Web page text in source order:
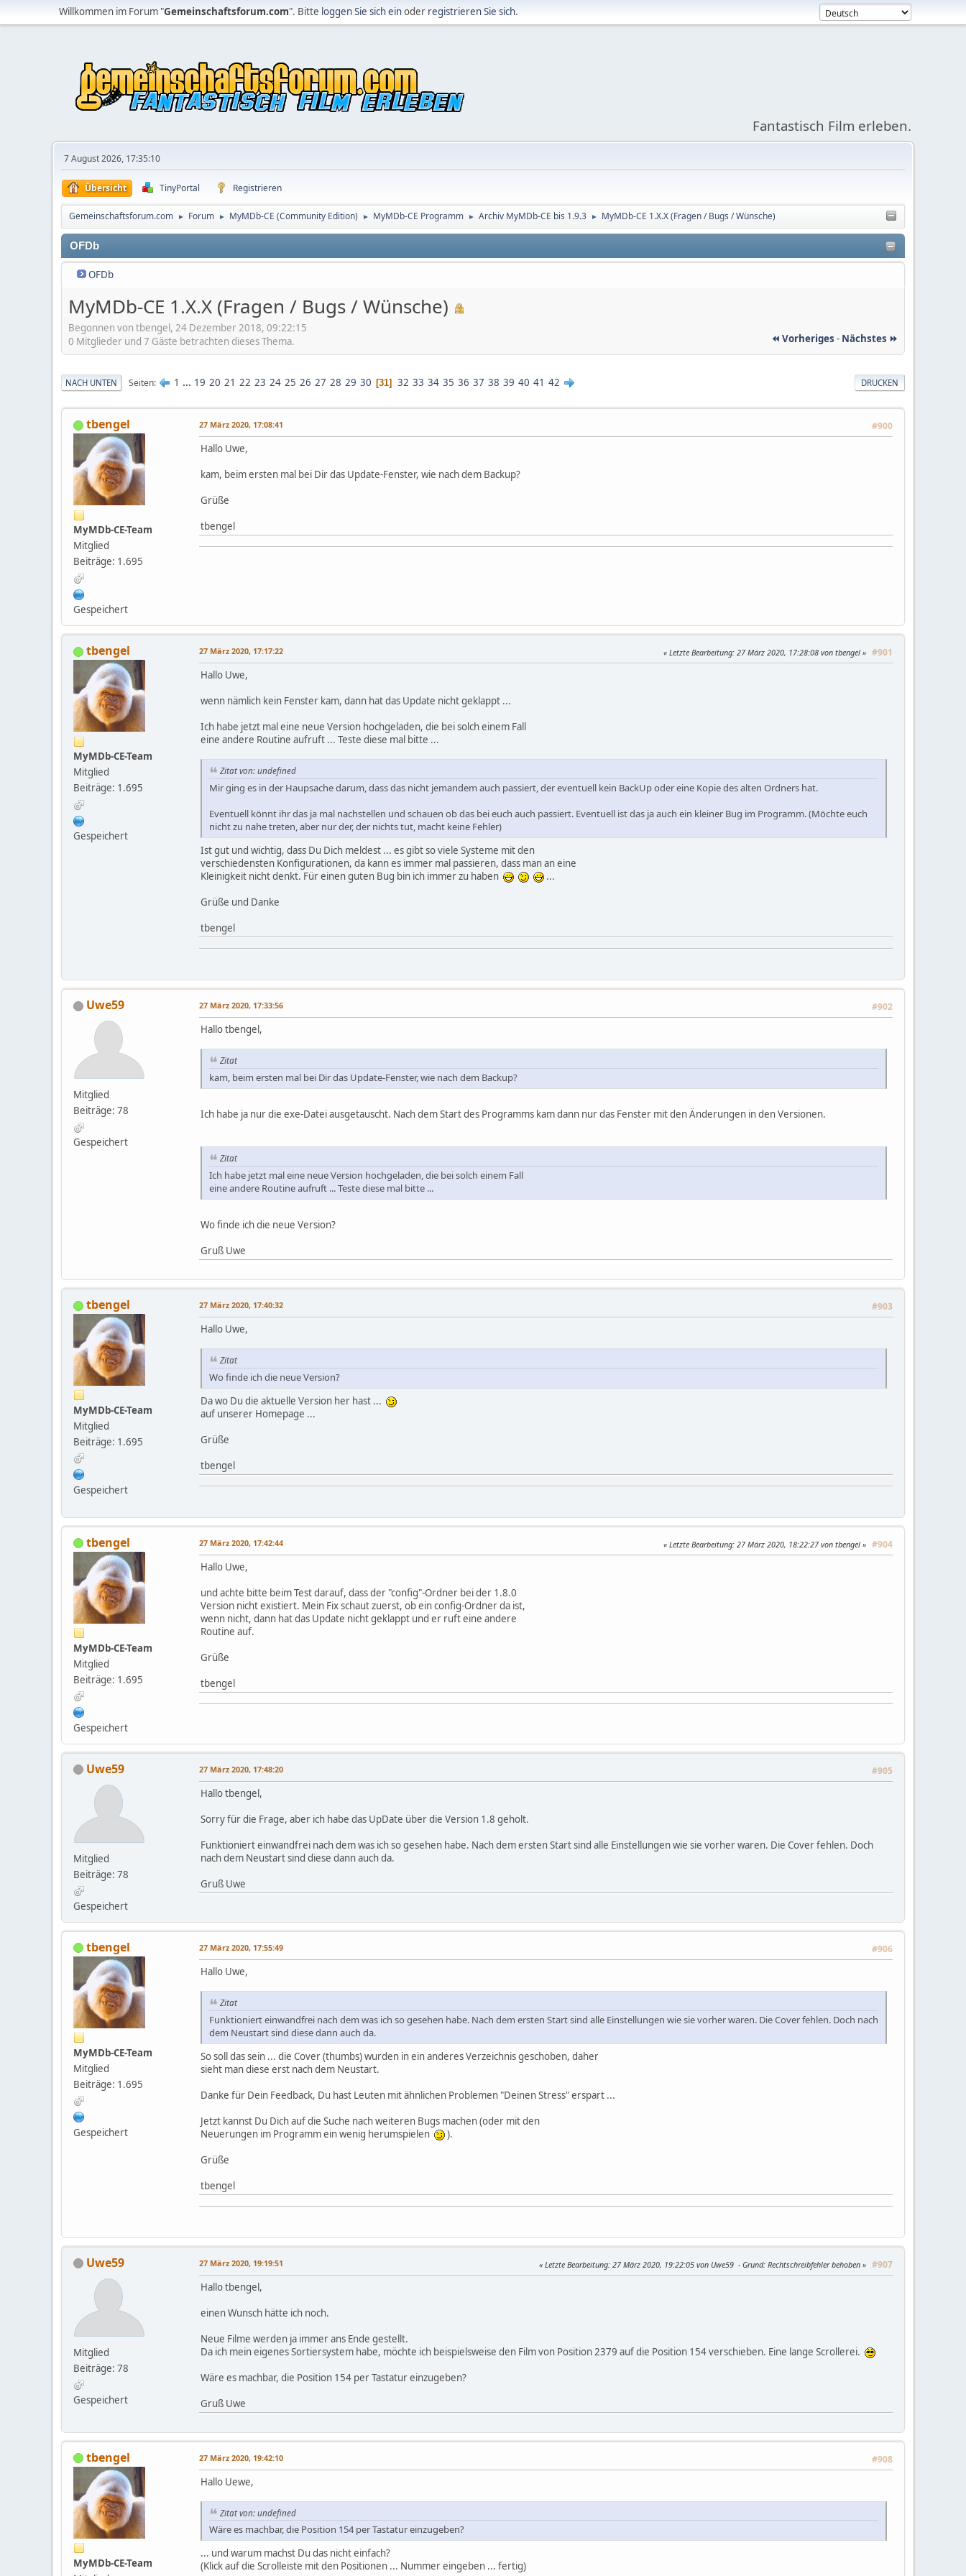
Willkommen im Forum "Gemeinschaftsforum.com". Bitte loggen Sie sich einoder registrieren Sie sich.
Fantastisch Film erleben.
7 August 2026, 17:35:10
Übersicht TinyPortal Registrieren
Gemeinschaftsforum.com ► Forum ► MyMDb-CE (Community Edition) ► MyMDb-CE Programm ► Archiv MyMDb-CE bis 1.9.3 ► MyMDb-CE 1.X.X (Fragen / Bugs / Wünsche)
OFDb
OFDb
MyMDb-CE 1.X.X (Fragen / Bugs / Wünsche)
Begonnen von tbengel, 24 Dezember 2018, 09:22:15
⏪ Vorheriges - Nächstes ⏩
0 Mitglieder und 7 Gäste betrachten dieses Thema.
DRUCKEN
NACH UNTEN Seiten 1 ... 19 20 21 22 23 24 25 26 27 28 29 30 31 32 33 34 35 36 37 38 39 40 41 42
tbengel
MyMDb-CE-Team
Mitglied
Beiträge: 1.695
Gespeichert
27 März 2020, 17:08:41 #900
Hallo Uwe,
kam, beim ersten mal bei Dir das Update-Fenster, wie nach dem Backup?
Grüße
tbengel
tbengel
MyMDb-CE-Team
Mitglied
Beiträge: 1.695
Gespeichert
27 März 2020, 17:17:22 #901
Letzte Bearbeitung: 27 März 2020, 17:28:08 von tbengel
Hallo Uwe,
wenn nämlich kein Fenster kam, dann hat das Update nicht geklappt ...
Ich habe jetzt mal eine neue Version hochgeladen, die bei solch einem Fall
eine andere Routine aufruft ... Teste diese mal bitte ...
Zitat von: undefined
Mir ging es in der Haupsache darum, dass das nicht jemandem auch passiert, der eventuell kein BackUp oder eine Kopie des alten Ordners hat.
Eventuell könnt ihr das ja mal nachstellen und schauen ob das bei euch auch passiert. Eventuell ist das ja auch ein kleiner Bug im Programm. (Möchte euch
nicht zu nahe treten, aber nur der, der nichts tut, macht keine Fehler)
Ist gut und wichtig, dass Du Dich meldest ... es gibt so viele Systeme mit den
verschiedensten Konfigurationen, da kann es immer mal passieren, dass man an eine
Kleinigkeit nicht denkt. Für einen guten Bug bin ich immer zu haben
...
Grüße und Danke
tbengel
Uwe59
Mitglied
Beiträge: 78
Gespeichert
27 März 2020, 17:33:56 #902
Hallo tbengel,
Zitat
kam, beim ersten mal bei Dir das Update-Fenster, wie nach dem Backup?
Ich habe ja nur die exe-Datei ausgetauscht. Nach dem Start des Programms kam dann nur das Fenster mit den Änderungen in den Versionen.
Zitat
Ich habe jetzt mal eine neue Version hochgeladen, die bei solch einem Fall
eine andere Routine aufruft ... Teste diese mal bitte ...
Wo finde ich die neue Version?
Gruß Uwe
tbengel
MyMDb-CE-Team
Mitglied
Beiträge: 1.695
Gespeichert
27 März 2020, 17:40:32 #903
Hallo Uwe,
Zitat
Wo finde ich die neue Version?
Da wo Du die aktuelle Version her hast ...
auf unserer Homepage ...
Grüße
tbengel
tbengel
MyMDb-CE-Team
Mitglied
Beiträge: 1.695
Gespeichert
27 März 2020, 17:42:44 #904
Letzte Bearbeitung: 27 März 2020, 18:22:27 von tbengel
Hallo Uwe,
und achte bitte beim Test darauf, dass der "config"-Ordner bei der 1.8.0
Version nicht existiert. Mein Fix schaut zuerst, ob ein config-Ordner da ist,
wenn nicht, dann hat das Update nicht geklappt und er ruft eine andere
Routine auf.
Grüße
tbengel
Uwe59
Mitglied
Beiträge: 78
Gespeichert
27 März 2020, 17:48:20 #905
Hallo tbengel,
Sorry für die Frage, aber ich habe das UpDate über die Version 1.8 geholt.
Funktioniert einwandfrei nach dem was ich so gesehen habe. Nach dem ersten Start sind alle Einstellungen wie sie vorher waren. Die Cover fehlen. Doch
nach dem Neustart sind diese dann auch da.
Gruß Uwe
tbengel
MyMDb-CE-Team
Mitglied
Beiträge: 1.695
Gespeichert
27 März 2020, 17:55:49 #906
Hallo Uwe,
Zitat
Funktioniert einwandfrei nach dem was ich so gesehen habe. Nach dem ersten Start sind alle Einstellungen wie sie vorher waren. Die Cover fehlen. Doch nach
dem Neustart sind diese dann auch da.
So soll das sein ... die Cover (thumbs) wurden in ein anderes Verzeichnis geschoben, daher
sieht man diese erst nach dem Neustart.
Danke für Dein Feedback, Du hast Leuten mit ähnlichen Problemen "Deinen Stress" erspart ...
Jetzt kannst Du Dich auf die Suche nach weiteren Bugs machen (oder mit den
Neuerungen im Programm ein wenig herumspielen
).
Grüße
tbengel
Uwe59
Mitglied
Beiträge: 78
Gespeichert
27 März 2020, 19:19:51 #907
Letzte Bearbeitung: 27 März 2020, 19:22:05 von Uwe59 Grund: Rechtschreibfehler behoben
Hallo tbengel,
einen Wunsch hätte ich noch.
Neue Filme werden ja immer ans Ende gestellt.
Da ich mein eigenes Sortiersystem habe, möchte ich beispielsweise den Film von Position 2379 auf die Position 154 verschieben. Eine lange Scrollerei.
Wäre es machbar, die Position 154 per Tastatur einzugeben?
Gruß Uwe
tbengel
MyMDb-CE-Team
27 März 2020, 19:42:10 #908
Hallo Uewe,
Zitat von: undefined
Wäre es machbar, die Position 154 per Tastatur einzugeben?
... und warum machst Du das nicht einfach?
(Klick auf die Scrolleiste mit den Positionen ... Nummer eingeben ... fertig)